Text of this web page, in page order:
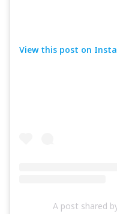
View this post on
A post shared